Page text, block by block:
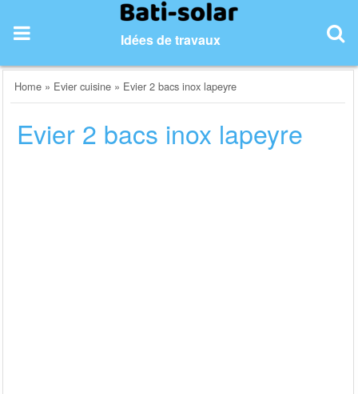
content
Idées de travaux
Home » Evier cuisine » Evier 2 bacs inox lapeyre
Evier 2 bacs inox lapeyre